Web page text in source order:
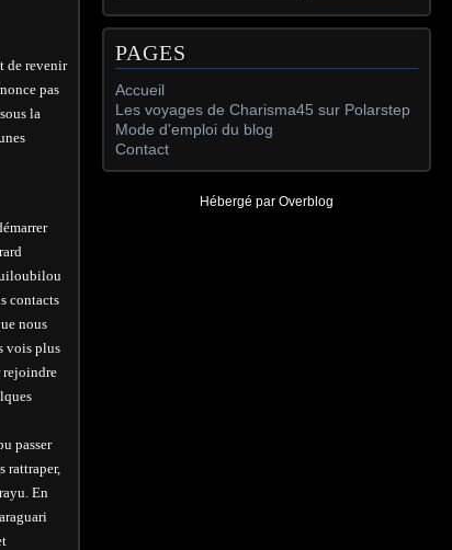
de revenir
pas
la
contacts
nous
vois plus
rejoindre
passer
rattraper,
En
PAGES
Accueil
Les voyages de Charisma45 sur Polarstep
Mode d'emploi du blog
Contact
Hébergé par Overblog